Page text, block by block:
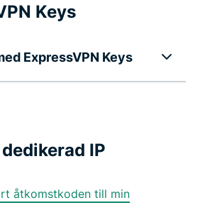
Keys
ExpressVPN Keys
IP
åtkomstkoden till min